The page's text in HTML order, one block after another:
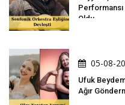
Oldu
05-08-
Ufuk
Ağır